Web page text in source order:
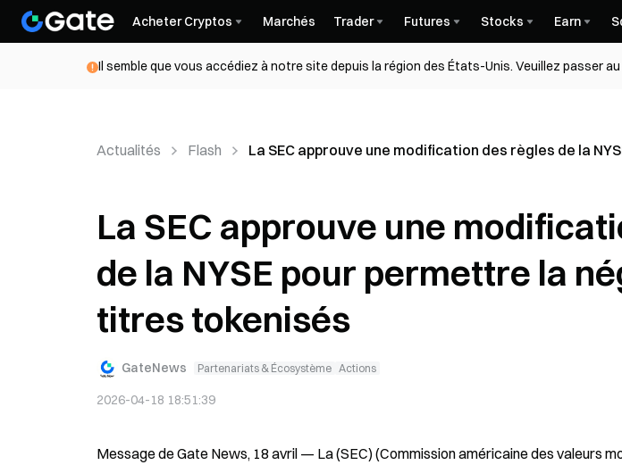
Acheter Cryptos Marchés Trader Futures Stocks Earn
Il semble que vous accédiez à notre site depuis la région des États-Unis. Veuillez passer
Actualités Flash La SEC approuve une modification des règles de la
La SEC approuve une
de la NYSE pour permettre la
titres tokenisés
GateNews Partenariats & Écosystème Actions
2026-04-18 18:51:39
Message de Gate News, 18 avril — La (SEC) (Commission américaine des valeurs